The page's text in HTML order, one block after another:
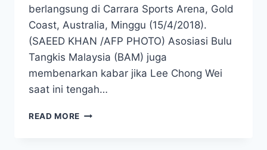
berlangsung di Carrara Sports Arena, Gold
Coast, Australia, Minggu (15/4/2018).
(SAEED KHAN /AFP PHOTO) Asosiasi Bulu
Tangkis Malaysia (BAM) juga
membenarkan kabar jika Lee Chong Wei
saat ini tengah…
READ MORE MENGENAL